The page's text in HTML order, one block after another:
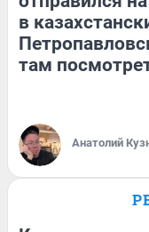
в
там
Анатолий